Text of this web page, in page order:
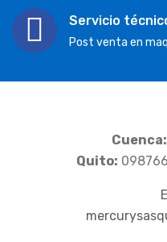
Servicio
Post venta en
Cuenca:
Quito: